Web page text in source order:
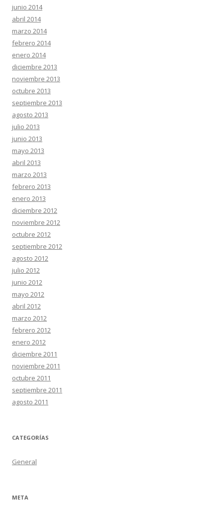
junio 2014
abril 2014
marzo 2014
febrero 2014
enero 2014
diciembre 2013
noviembre 2013
octubre 2013
septiembre 2013
agosto 2013
julio 2013
junio 2013
mayo 2013
abril 2013
marzo 2013
febrero 2013
enero 2013
diciembre 2012
noviembre 2012
octubre 2012
septiembre 2012
agosto 2012
julio 2012
junio 2012
mayo 2012
abril 2012
marzo 2012
febrero 2012
enero 2012
diciembre 2011
noviembre 2011
octubre 2011
septiembre 2011
agosto 2011
CATEGORÍAS
General
META